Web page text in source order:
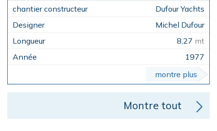
Dufour Yachts
Michel Dufour
8,27 mt
1977
montre plus
Montre tout